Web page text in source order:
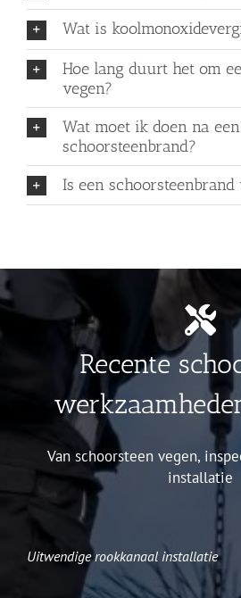
Wat is
Hoe lang duurt het om
vegen?
Wat moet ik doen na een
schoorsteenbrand?
Is een schoorsteenbrand
Recente
Van schoorsteen vegen,
installatie
Uitwendige rookkanaal installatie